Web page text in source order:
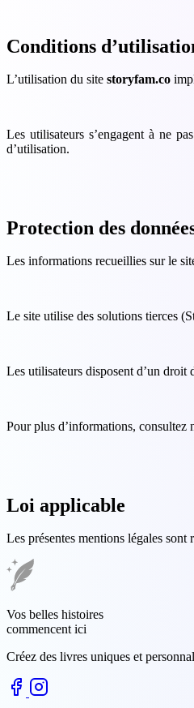
Conditions
L’utilisation du site storyfam.co
Les utilisateurs s’engagent à ne
d’utilisation.
Protection des
Les informations recueillies sur le
Le site utilise des solutions tierces
Les utilisateurs disposent d’un droit
Pour plus d’informations,
Loi applicable
Les présentes mentions légales
Vos belles histoires
commencent ici
Créez des livres uniques et